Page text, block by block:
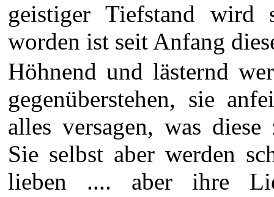
geistiger Tiefstand
worden ist seit Anfang
Höhnend und lästernd
gegenüberstehen, sie
alles versagen, was
Sie selbst aber werden
lieben .... aber ihre